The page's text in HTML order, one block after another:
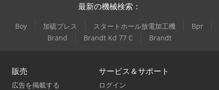
最新の機械検索：
Boy 加硫プレス スタートホール放電加工機
Bpr
Brand
Brandt Kd 77 C Brandt
販売
広告を掲載する
サービス＆サポート
ログイン